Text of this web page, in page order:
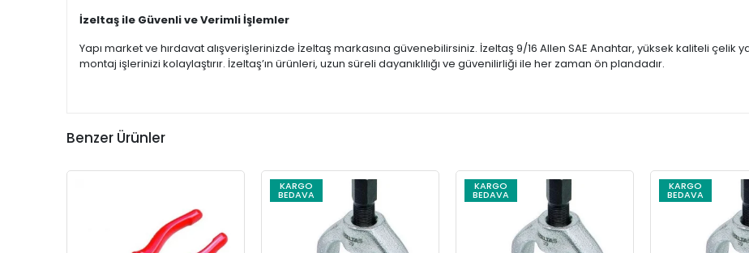
İzeltaş ile Güvenli ve Verimli İşlemler
Yapı market ve hırdavat alışverişlerinizde İzeltaş markasına güvenebilirsiniz. İzeltaş 9/16 Allen SAE Anahtar, yüksek kaliteli çelik
montaj işlerinizi kolaylaştırır. İzeltaş’ın ürünleri, uzun süreli dayanıklılığı ve güvenilirliği ile her zaman ön plandadır.
Benzer Ürünler
KARGO
BEDAVA
KARGO
BEDAVA
KARGO
BEDAVA